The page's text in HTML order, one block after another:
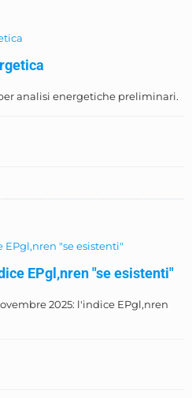
analisi energetiche preliminari.
EPgl,nren "se esistenti"
2025: l'indice EPgl,nren